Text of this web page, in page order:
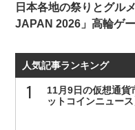
日本各地の祭りとグル
JAPAN 2026」高輪ゲ
人気記事ランキング
11月9日の仮想通貨
ットコインニュース